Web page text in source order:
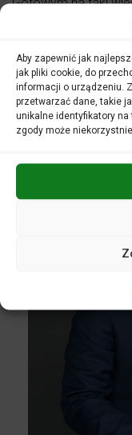
Aby zapewnić jak
jak pliki cookie, do
informacji o urządzeniu.
przetwarzać dane, takie
unikalne identyfikatory
zgody może
się niezapomnianą